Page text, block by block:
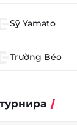
Sỹ Yamato
Trường Béo